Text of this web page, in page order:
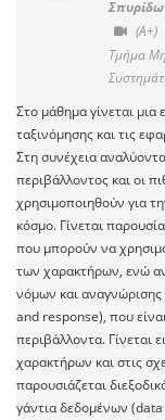
(A+)
Τμήμα
Στο μάθημα γίνεται μια
ταξινόμησης και τις
Στη συνέχεια
περιβάλλοντος και οι
χρησιμοποιηθούν για
κόσμο. Γίνεται
που μπορούν να
των χαρακτήρων, ενώ
νόμων και
and response), που
περιβάλλοντα. Γίνεται
χαρακτήρων και στις
παρουσιάζεται
γάντια δεδομένων